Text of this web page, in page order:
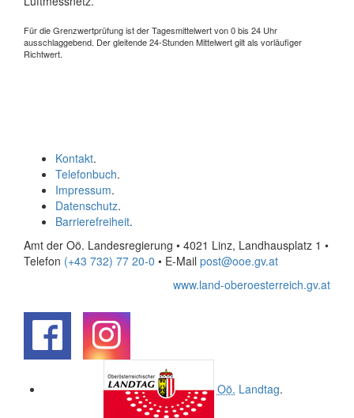
Für die Grenzwertprüfung ist der Tagesmittelwert von 0 bis 24 Uhr
ausschlaggebend. Der gleitende 24-Stunden Mittelwert gilt als vorläufiger
Richtwert.
Kontakt.
Telefonbuch.
Impressum.
Datenschutz.
Barrierefreiheit.
Amt der Oö. Landesregierung • 4021 Linz, Landhausplatz 1 •
Telefon (+43 732) 77 20-0 • E-Mail post@ooe.gv.at
www.land-oberoesterreich.gv.at
Oö. Landtag.